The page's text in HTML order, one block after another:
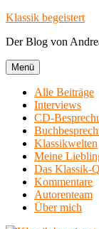
Zum
springen
Klassik begeistert
Der Blog von
Menü
Alle Beiträge
Interviews
CD-
Klassikwelten
Meine
Das Klassik-
Kommentare
Autorenteam
Über mich